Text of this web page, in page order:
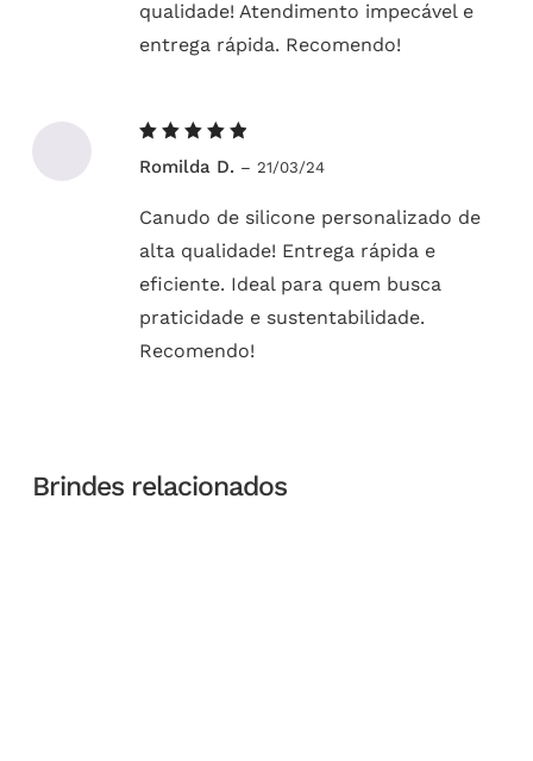
qualidade! Atendimento impecável e
entrega rápida. Recomendo!
5de 5
Romilda D. – 21/03/24
Canudo de silicone personalizado de
alta qualidade! Entrega rápida e
eficiente. Ideal para quem busca
praticidade e sustentabilidade.
Recomendo!
Brindes relacionados